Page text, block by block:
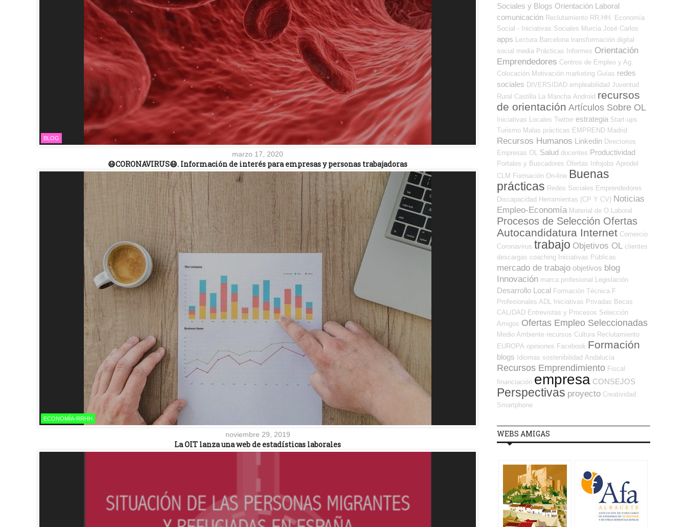
BLOG
marzo 17, 2020
😷CORONAVIRUS😷. Información de interés para empresas y personas trabajadoras
ECONOMÍA-RRHH
noviembre 29, 2019
La OIT lanza una web de estadísticas laborales
Sociales y Blogs Orientación Laboral
comunicación Reclutamiento RR.HH.
Economía
Social - Iniciativas Sociales Murcia José Carlos
apps Lectura Barcelona transformación digital
social media Prácticas Informes Orientación
Emprendedores Centros de Empleo y Ag.
Colocación Motivación marketing Guías redes
sociales DIVERSIDAD empleabilidad Juventud
Rural Castilla La Mancha Android recursos
de orientación Artículos Sobre OL
Iniciativas Locales Twitter estrategia Start-ups
Turismo Malas prácticas EMPREND Madrid
Recursos Humanos Linkedin Directorios
Empresas OL
Salud docentes Productividad
Portales y Buscadores Ofertas Infojobs Aprodel
CLM Formación On-line Buenas
prácticas Redes Sociales Emprendedores
Discapacidad Herramientas (CP Y CV) Noticias
Empleo-Economía Material de O.Laboral
Procesos de Selección Ofertas
Autocandidatura Internet Comercio
Coronavirus trabajo Objetivos OL clientes
descargas coaching Iniciativas Públicas
mercado de trabajo objetivos blog
Innovación marca profesional Legislación
Desarrollo Local Formación Técnica F
Profesionales ADL
Iniciativas Privadas Becas
CALIDAD Entrevistas y Procesos Selección
Amigos Ofertas Empleo Seleccionadas
Medio Ambiente recursos Cultura Reclutamiento
EUROPA opiniones Facebook Formación
blogs Idiomas sostenibilidad Andalucía
Recursos Emprendimiento Fiscal
financiación empresa CONSEJOS
Perspectivas proyecto Creatividad
Smartphone
WEBS AMIGAS